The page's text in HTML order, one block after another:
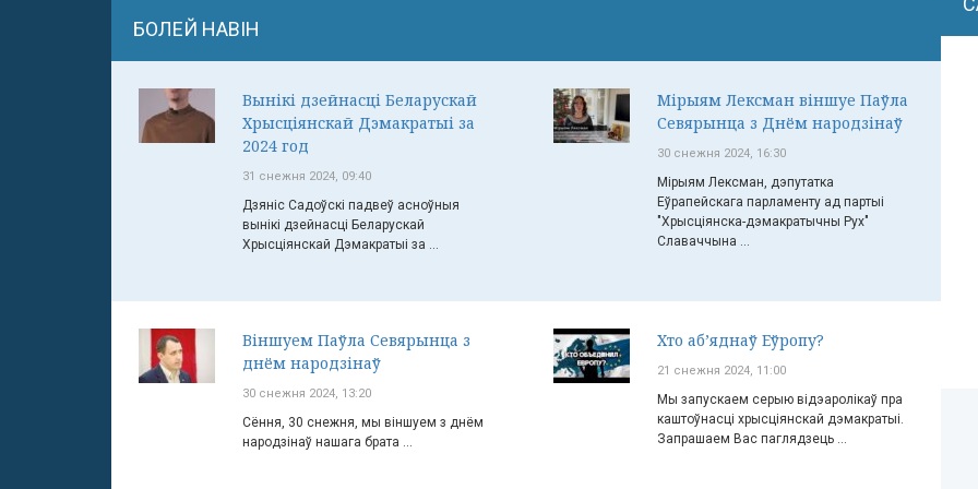
БОЛЕЙ НАВІН
Вынікі дзейнасці Беларускай
Хрысціянскай Дэмакратыі за
2024 год
31 снежня 2024, 09:40
Дзяніс Садоўскі падвеў асноўныя
вынікі дзейнасці Беларускай
Хрысціянскай Дэмакратыі за ...
Мірыям Лексман віншуе Паўла
Севярынца з Днём народзінаў
30 снежня 2024, 16:30
Мірыям Лексман, дэпутатка
Еўрапейскага парламенту ад партыі
"Хрысціянска-дэмакратычны Рух"
Славаччына ...
Віншуем Паўла Севярынца з
днём народзінаў
30 снежня 2024, 13:20
Сёння, 30 снежня, мы віншуем з днём
народзінаў нашага брата ...
Хто аб’яднаў Еўропу?
21 снежня 2024, 11:00
Мы запускаем серыю відэаролікаў пра
каштоўнасці хрысціянскай дэмакратыі.
Запрашаем Вас паглядзець ...